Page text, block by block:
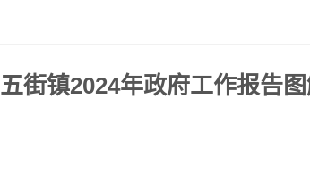
五街镇2024年政府工作报告